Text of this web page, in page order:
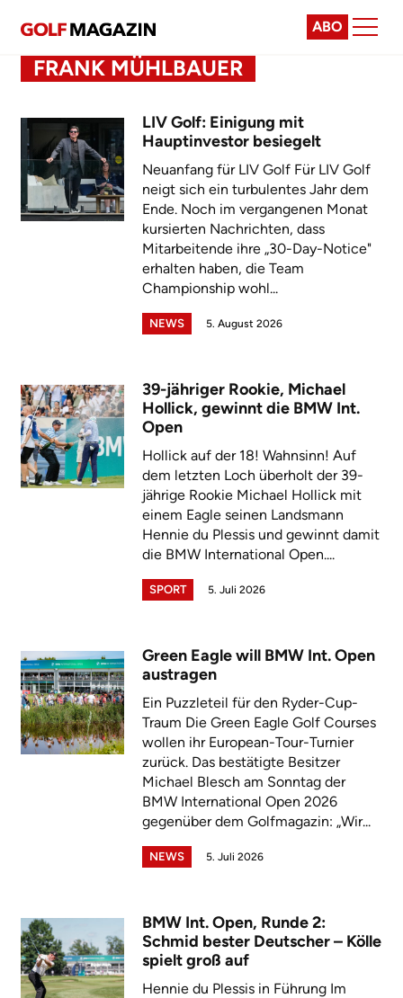
ABO
FRANK MÜHLBAUER
LIV Golf: Einigung mit
Hauptinvestor besiegelt
Neuanfang für LIV Golf Für LIV Golf
neigt sich ein turbulentes Jahr dem
Ende. Noch im vergangenen Monat
kursierten Nachrichten, dass
Mitarbeitende ihre „30-Day-Notice"
erhalten haben, die Team
Championship wohl...
NEWS 5. August 2026
39-jähriger Rookie, Michael
Hollick, gewinnt die BMW Int.
Open
Hollick auf der 18! Wahnsinn! Auf
dem letzten Loch überholt der 39-
jährige Rookie Michael Hollick mit
einem Eagle seinen Landsmann
Hennie du Plessis und gewinnt damit
die BMW International Open....
SPORT 5. Juli 2026
Green Eagle will BMW Int. Open
austragen
Ein Puzzleteil für den Ryder-Cup-
Traum Die Green Eagle Golf Courses
wollen ihr European-Tour-Turnier
zurück. Das bestätigte Besitzer
Michael Blesch am Sonntag der
BMW International Open 2026
gegenüber dem Golfmagazin: „Wir...
NEWS 5. Juli 2026
BMW Int. Open, Runde 2:
Schmid bester Deutscher – Kölle
spielt groß auf
Hennie du Plessis in Führung Im